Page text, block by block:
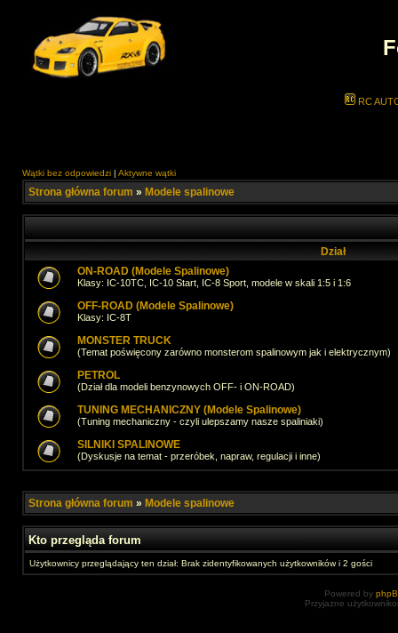
RC
Wątki bez odpowiedzi | Aktywne wątki
Strona główna forum » Modele spalinowe
Dział
ON-ROAD (Modele Spalinowe)
Klasy: IC-10TC, IC-10 Start, IC-8 Sport, modele w skali 1:5 i 1:6
OFF-ROAD (Modele Spalinowe)
Klasy: IC-8T
MONSTER TRUCK
(Temat poświęcony zarówno monsterom spalinowym jak i elektrycznym)
PETROL
(Dział dla modeli benzynowych OFF- i ON-ROAD)
TUNING MECHANICZNY (Modele Spalinowe)
(Tuning mechaniczny - czyli ulepszamy nasze spaliniaki)
SILNIKI SPALINOWE
(Dyskusje na temat - przeróbek, napraw, regulacji i inne)
Strona główna forum » Modele spalinowe
Kto przegląda forum
Użytkownicy przeglądający ten dział: Brak zidentyfikowanych użytkowników i 2 gości
Powered by
Przyjazne